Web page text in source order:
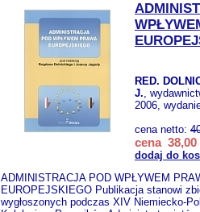
RED.
J.,
2006,
cena netto:
cena 38,00
dodaj do
ADMINISTRACJA POD WPŁYWEM
EUROPEJSKIEGO Publikacja stanowi
wygłoszonych podczas XIV Niemiecko-